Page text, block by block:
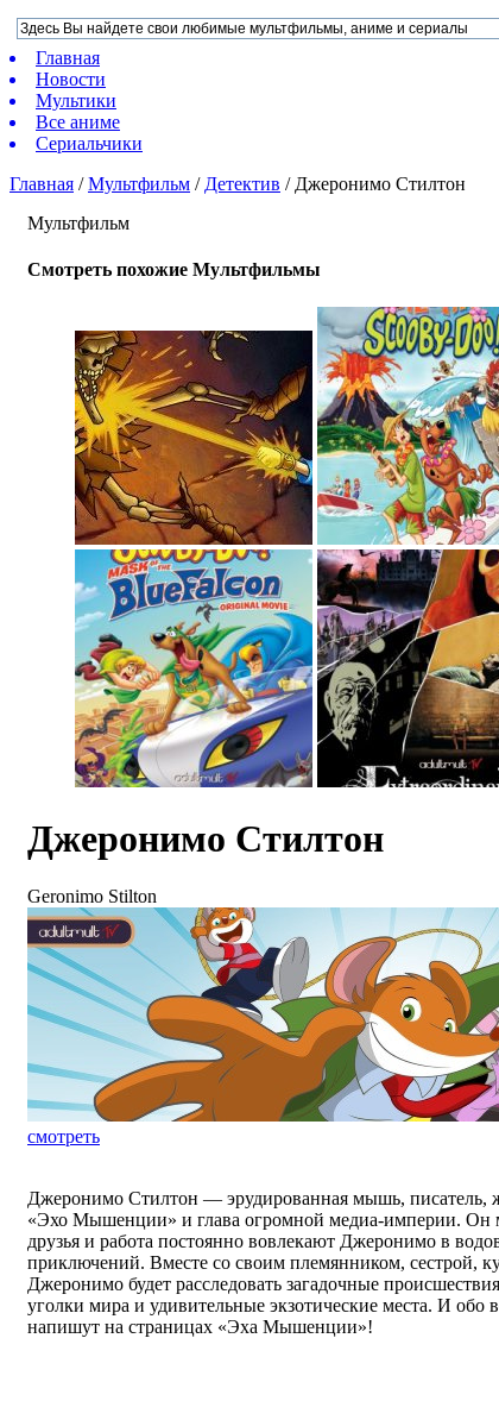
Главная
Новости
Мультики
Все аниме
Сериальчики
Главная /Мультфильм / Детектив / Джеронимо Стилтон
Мультфильм
Смотреть похожие Мультфильмы
Джеронимо Стилтон
Geronimo Stilton
смотреть
Джеронимо Стилтон — эрудированная мышь, писатель,
«Эхо Мышенции» и глава огромной медиа-империи. Он
друзья и работа постоянно вовлекают Джеронимо в
приключений. Вместе со своим племянником, сестрой,
Джеронимо будет расследовать загадочные
уголки мира и удивительные экзотические места. И обо
напишут на страницах «Эха Мышенции»!